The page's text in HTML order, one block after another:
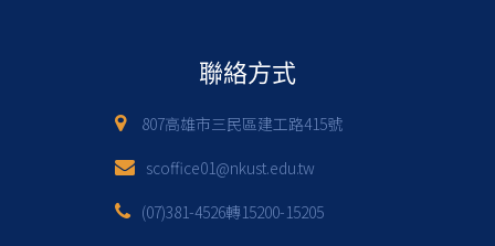
聯絡方式
807高雄市三民區建工路415號
scoffice01@nkust.edu.tw
(07)381-4526轉15200-15205